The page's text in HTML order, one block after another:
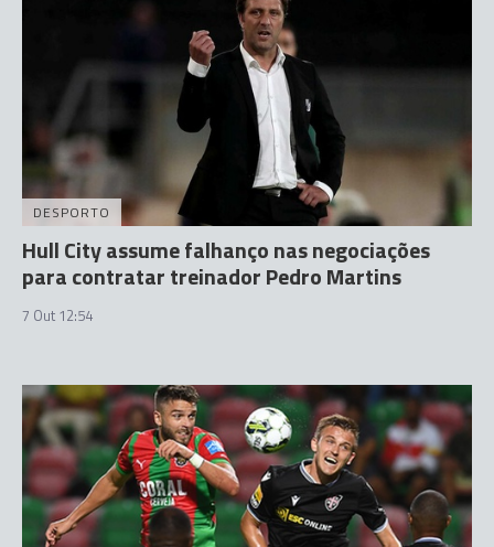
DESPORTO
Hull City assume falhanço nas negociações
para contratar treinador Pedro Martins
7 Out 12:54